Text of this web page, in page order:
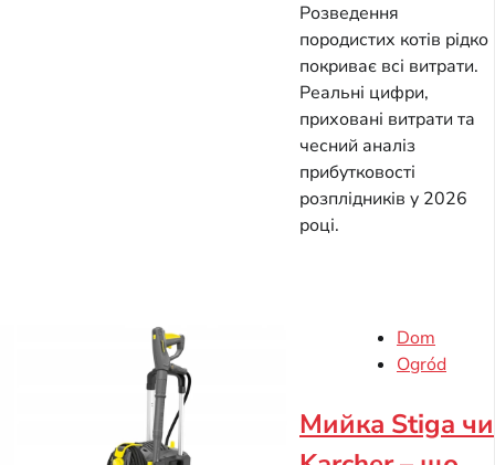
Розведення
породистих котів рідко
покриває всі витрати.
Реальні цифри,
приховані витрати та
чесний аналіз
прибутковості
розплідників у 2026
році.
Dom
Ogród
Мийка Stiga чи